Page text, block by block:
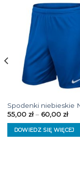
Spodenki niebieskie
55,00 zł– 60,00 zł
DOWIEDZ SIĘ WIĘCEJ